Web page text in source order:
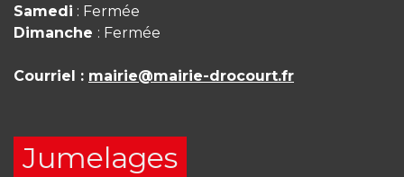
Samedi : Fermée
Dimanche : Fermée
Courriel : mairie@mairie-drocourt.fr
Jumelages